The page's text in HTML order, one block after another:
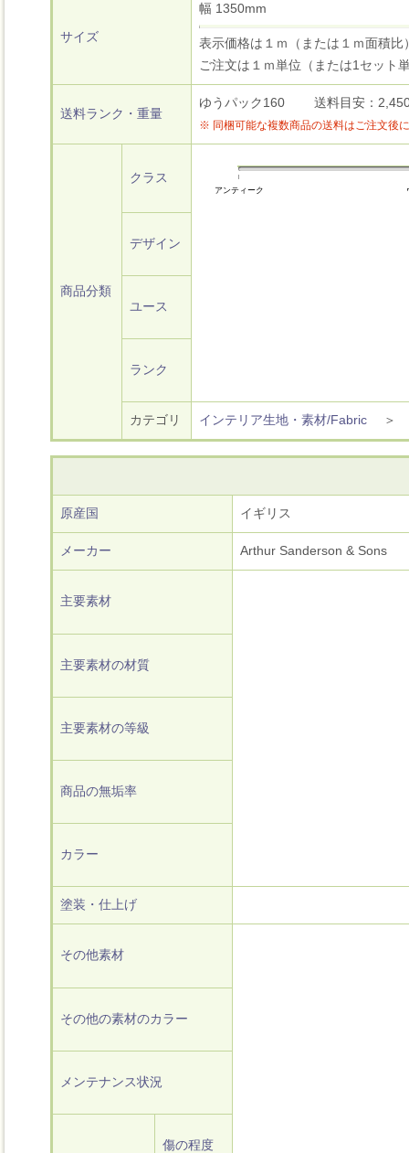
サイズ
幅 1350mm
表示価格は１ｍ（または１ｍ面積比
ご注文は１ｍ単位（または1セット
送料ランク・重量
ゆうパック160 送料目安：
※ 同梱可能な複数商品の送料はご注文後
商品分類
クラス
アンティーク
デザイン
ユース
ランク
カテゴリ インテリア生地・素材/Fabric
原産国 イギリス
メーカー Arthur Sanderson & Sons
主要素材
主要素材の材質
主要素材の等級
商品の無垢率
カラー
塗装・仕上げ
その他素材
その他の素材のカラー
メンテナンス状況
傷の程度